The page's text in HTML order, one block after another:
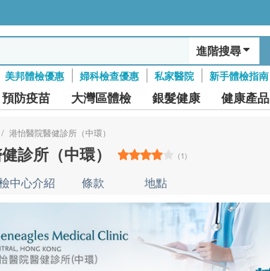
進階搜尋
美邦體檢優惠 婦科檢查優惠 私家醫院 新手體檢指南
預防疫苗 大灣區體檢 銀髮健康 健康產品
/ 港怡醫院醫健診所（中環）
診所（中環） (1)
中心介紹 條款 地點